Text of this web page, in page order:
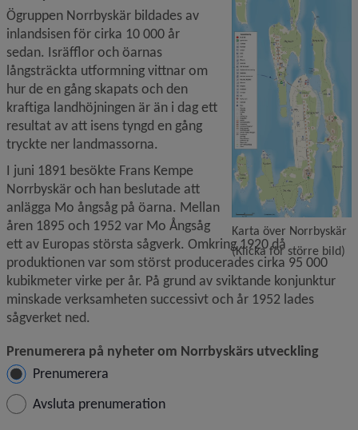
Karta över Norrbyskär
(Klicka för större bild)
Ögruppen Norrbyskär bildades av
inlandsisen för cirka 10 000 år
sedan. Isräfflor och öarnas
långsträckta utformning vittnar om
hur de en gång skapats och den
kraftiga landhöjningen är än i dag ett
resultat av att isens tyngd en gång
tryckte ner landmassorna.
I juni 1891 besökte Frans Kempe
Norrbyskär och han beslutade att
anlägga Mo ångsåg på öarna. Mellan
åren 1895 och 1952 var Mo Ångsåg
ett av Europas största sågverk. Omkring 1920 då
produktionen var som störst producerades cirka 95 000
kubikmeter virke per år. På grund av sviktande konjunktur
minskade verksamheten successivt och år 1952 lades
sågverket ned.
Prenumerera på nyheter om Norrbyskärs utveckling
Hantera prenumeration
Prenumerera
Avsluta prenumeration